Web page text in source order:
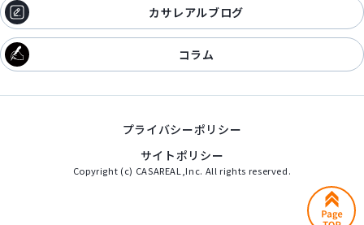
カサレアルブログ
コラム
プライバシーポリシー
サイトポリシー
Copyright (c) CASAREAL,Inc. All rights reserved.